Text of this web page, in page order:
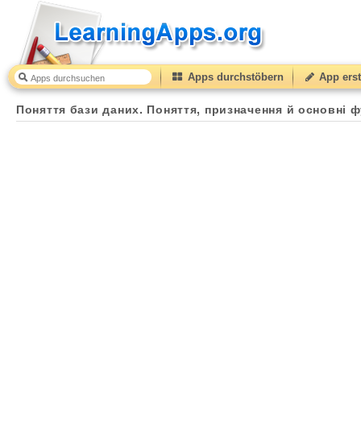
Apps durchstöbern App
Поняття бази даних. Поняття, призначення й основні